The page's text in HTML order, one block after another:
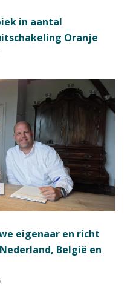
in aantal
Oranje
eigenaar en richt
België en